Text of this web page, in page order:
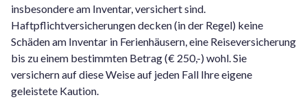
insbesondere am Inventar, versichert sind.
Haftpflichtversicherungen decken (in der Regel) keine
Schäden am Inventar in Ferienhäusern, eine Reiseversicherung
bis zu einem bestimmten Betrag (€ 250,-) wohl. Sie
versichern auf diese Weise auf jeden Fall Ihre eigene
geleistete Kaution.